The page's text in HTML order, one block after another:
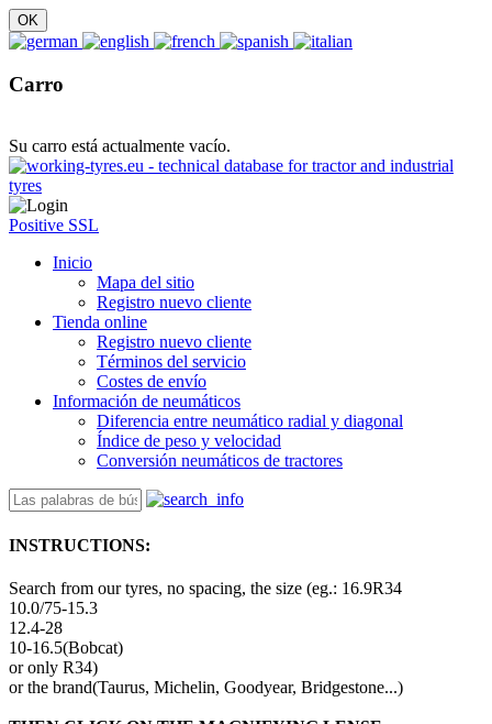
Carro
Su carro está actualmente vacío.
Positive SSL
Inicio
Mapa del sitio
Registro nuevo cliente
Tienda online
Registro nuevo cliente
Términos del servicio
Costes de envío
Información de neumáticos
Diferencia entre neumático radial y diagonal
Índice de peso y velocidad
Conversión neumáticos de tractores
INSTRUCTIONS:
Search from our tyres, no spacing, the size (eg.: 16.9R34
10.0/75-15.3
12.4-28
10-16.5(Bobcat)
or only R34)
or the brand(Taurus, Michelin, Goodyear, Bridgestone...)